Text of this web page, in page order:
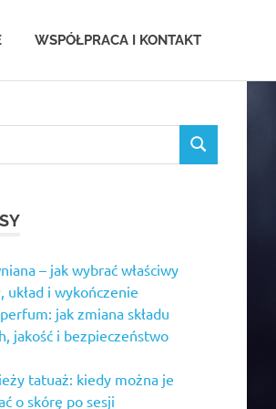
WSPÓŁPRACA I KONTAKT
– jak wybrać właściwy
układ i wykończenie
jak zmiana składu
jakość i bezpieczeństwo
tatuaż: kiedy można je
o skórę po sesji